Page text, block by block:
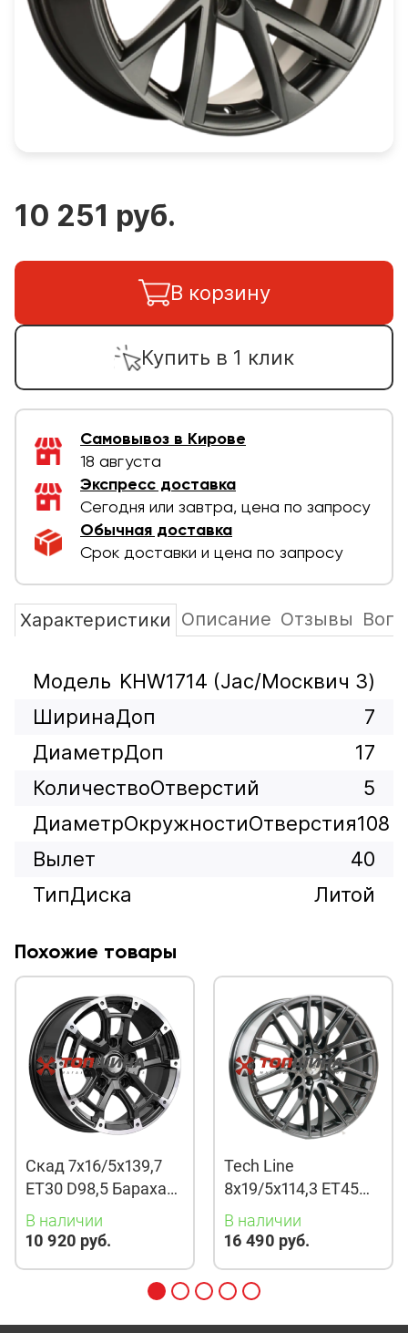
10 251 руб.
В корзину
Купить в 1 клик
Самовывоз в Кирове
18 августа
Экспресс доставка
Сегодня или завтра, цена по запросу
Обычная доставка
Срок доставки и цена по запросу
Характеристики Описание Отзывы
Модель KHW1714 (Jac/Москвич 3)
ШиринаДоп
7
ДиаметрДоп
17
КоличествоОтверстий
5
ДиаметрОкружностиОтверстия108
Вылет
40
ТипДиска
Литой
Похожие товары
Скад 7x16/5x139,7
ET30 D98,5 Барахас
(КЛ378) Алмаз
В наличии
10 920 руб.
Tech Line
8x19/5x114,3 ET45
D67,1 901 BMG
В наличии
16 490 руб.